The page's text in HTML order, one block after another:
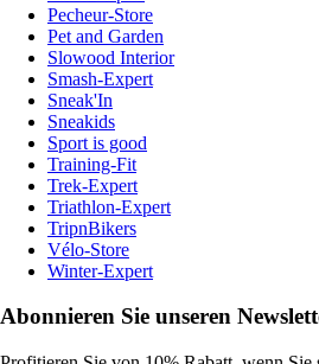
Pecheur-Store
Pet and Garden
Slowood Interior
Smash-Expert
Sneak'In
Sneakids
Sport is good
Training-Fit
Trek-Expert
Triathlon-Expert
TripnBikers
Vélo-Store
Winter-Expert
Abonnieren Sie unseren